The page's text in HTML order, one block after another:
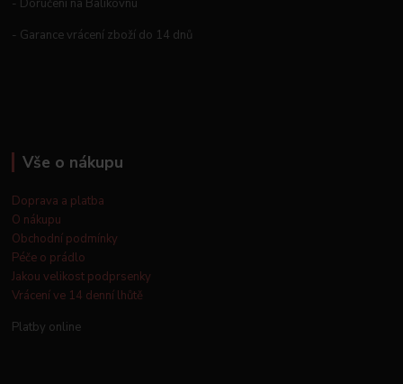
- Doručení na Balíkovnu
- Garance vrácení zboží do 14 dnů
Vše o nákupu
Doprava a platba
O nákupu
Obchodní podmínky
Péče o prádlo
Jakou velikost podprsenky
Vrácení ve 14 denní lhůtě
Platby online